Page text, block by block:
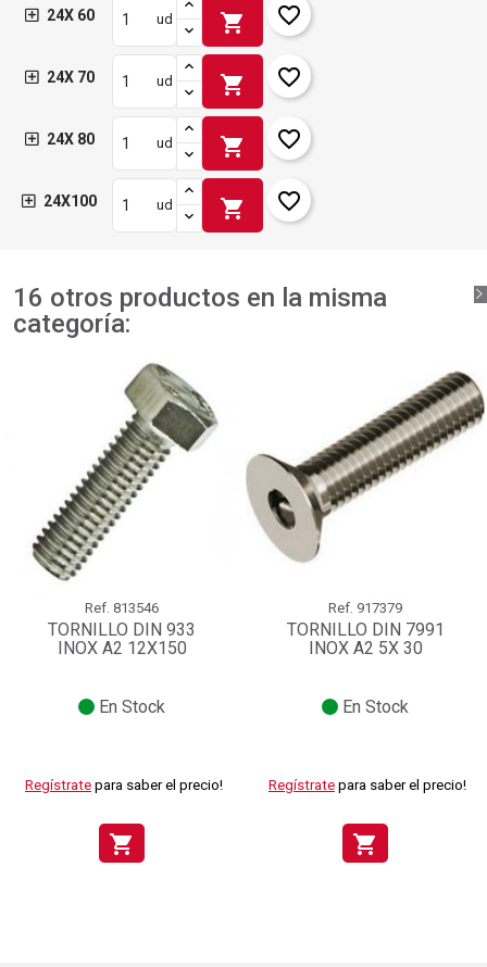
24X 60 ud shopping_cart favorite_border
24X 70 ud shopping_cart favorite_border
24X 80 ud shopping_cart favorite_border
24X100 ud shopping_cart favorite_border
16 otros productos en la misma
categoría:
Ref. 813546
TORNILLO DIN 933
INOX A2 12X150
En Stock
Regístrate para saber el precio!
shopping_cart
Ref. 917379
TORNILLO DIN 7991
INOX A2 5X 30
En Stock
Regístrate para saber el precio!
shopping_cart